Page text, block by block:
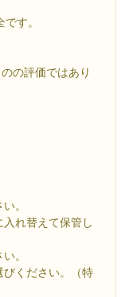
す。
の評価ではあり
。
れ替えて保管し
。
ください。（特